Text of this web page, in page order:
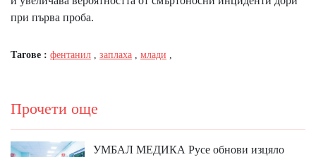
при първа проба.
Тагове : фентанил , заплаха , млади ,
Прочети още
УМБАЛ МЕДИКА Русе обнови изцяло